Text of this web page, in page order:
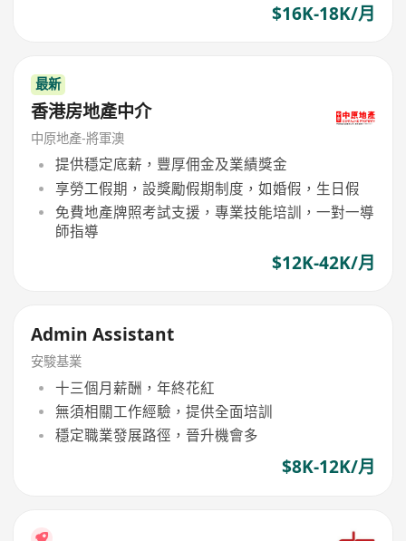
$16K-18K/月
最新
香港房地產中介
中原地產-將軍澳
提供穩定底薪，豐厚佣金及業績獎金
享勞工假期，設獎勵假期制度，如婚假，生日假
免費地產牌照考試支援，專業技能培訓，一對一導
師指導
$12K-42K/月
Admin Assistant
安駿基業
十三個月薪酬，年終花紅
無須相關工作經驗，提供全面培訓
穩定職業發展路徑，晉升機會多
$8K-12K/月